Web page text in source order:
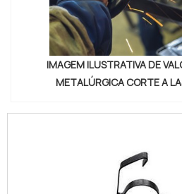
essência da empresa, a
pelos produtos e
qualidade e assertividade,
simples, mas que
comprometimento da
Astrotec é uma empresa
extrusão em perfis
foca tudo que há de mais atual
qualidade final para cada
IMAGEM ILUSTRATIVA DE
METALÚRGICA CORTE A